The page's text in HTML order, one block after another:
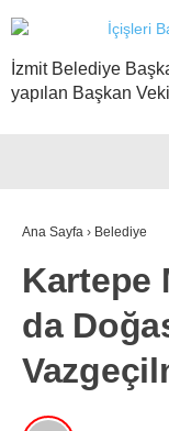
İzmit Belediye
yapılan Başkan
Ana Sayfa › Belediye
Kartepe
da